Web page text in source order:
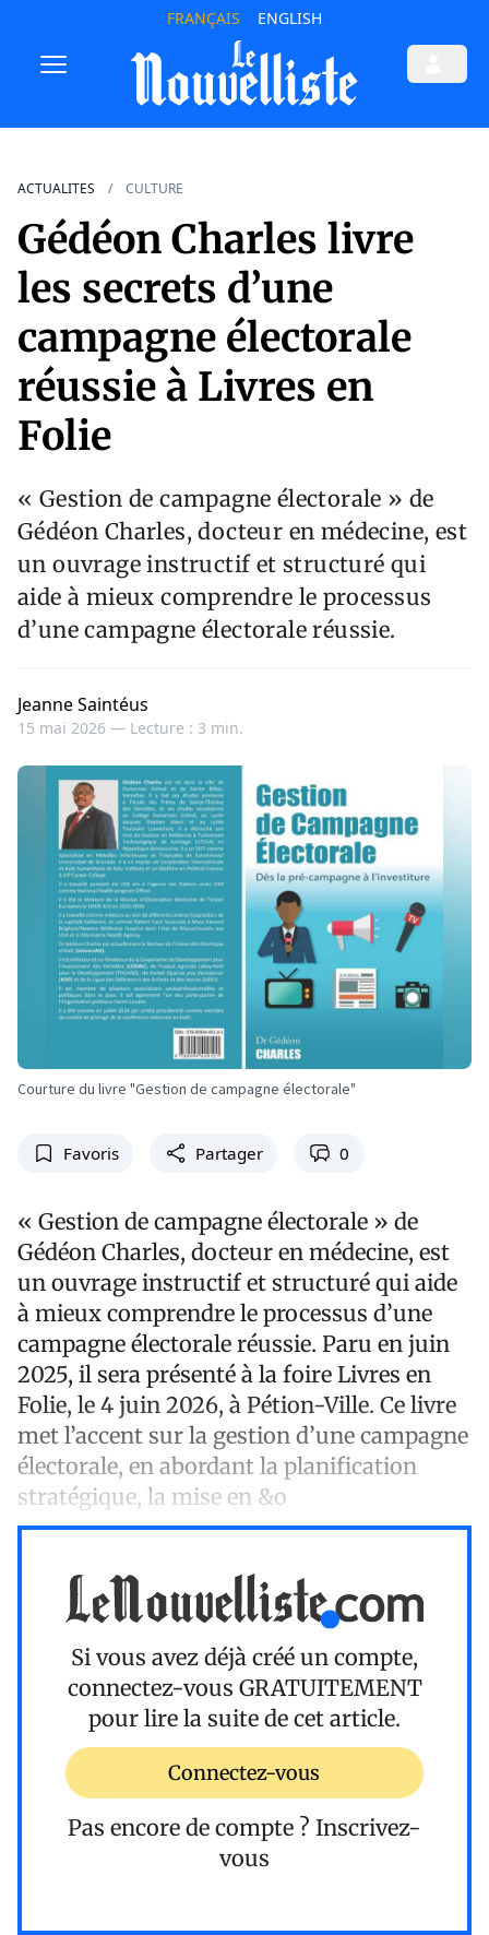
FRANÇAIS ENGLISH
ACTUALITES CULTURE
Gédéon Charles livre
les secrets d’une
campagne électorale
réussie à Livres en
Folie
« Gestion de campagne électorale » de
Gédéon Charles, docteur en médecine, est
un ouvrage instructif et structuré qui
aide à mieux comprendre le processus
d’une campagne électorale réussie.
Jeanne Saintéus
15 mai 2026 — Lecture : 3 min.
Courture du livre "Gestion de campagne électorale"
Favoris Partager 0
« Gestion de campagne électorale » de
Gédéon Charles, docteur en médecine, est
un ouvrage instructif et structuré qui aide
à mieux comprendre le processus d’une
campagne électorale réussie. Paru en juin
2025, il sera présenté à la foire Livres en
Folie, le 4 juin 2026, à Pétion-Ville. Ce livre
met l’accent sur la gestion d’une campagne
électorale, en abordant la planification
stratégique, la mise en &o
Si vous avez déjà créé un compte,
connectez-vous GRATUITEMENT
pour lire la suite de cet article.
Connectez-vous
Pas encore de compte ? Inscrivez-
vous